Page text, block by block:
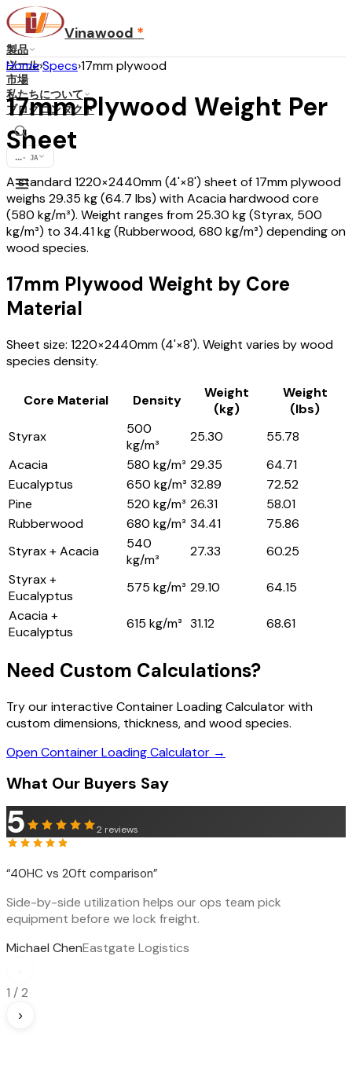
Vinawood *
製品
ツール
市場
私たちについて
ブログコンタクト
... · JA
Home›Specs›17mm plywood
17mm Plywood Weight Per
Sheet
A standard 1220×2440mm (4'×8') sheet of 17mm plywood
weighs 29.35 kg (64.7 lbs) with Acacia hardwood core
(580 kg/m³). Weight ranges from 25.30 kg (Styrax, 500
kg/m³) to 34.41 kg (Rubberwood, 680 kg/m³) depending on
wood species.
17mm Plywood Weight by Core
Material
Sheet size: 1220×2440mm (4'×8'). Weight varies by wood
species density.
Core Material Density
Weight
(kg)
Weight
(lbs)
Styrax
500
kg/m³
25.30
55.78
Acacia
580 kg/m³ 29.35
64.71
Eucalyptus
650 kg/m³ 32.89
72.52
Pine
520 kg/m³ 26.31
58.01
Rubberwood
680 kg/m³ 34.41
75.86
Styrax + Acacia
540
kg/m³
27.33
60.25
Styrax +
Eucalyptus
575 kg/m³ 29.10
64.15
Acacia +
Eucalyptus
615 kg/m³ 31.12 68.61
Need Custom Calculations?
Try our interactive Container Loading Calculator with
custom dimensions, thickness, and wood species.
Open Container Loading Calculator →
What Our Buyers Say
5 2 reviews
“40HC vs 20ft comparison”
Side-by-side utilization helps our ops team pick
equipment before we lock freight.
Michael ChenEastgate Logistics
1 /2
›